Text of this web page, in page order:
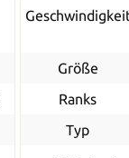
Größe
Ranks
Typ